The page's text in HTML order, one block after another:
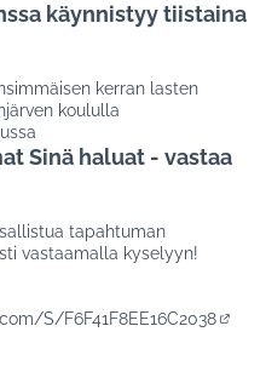
käynnistyy tiistaina
kerran lasten
koululla
Sinä haluat - vastaa
tapahtuman
vastaamalla kyselyyn!
S/F6F41F8EE16C2038